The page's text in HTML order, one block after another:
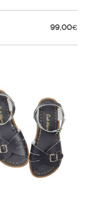
99,00€